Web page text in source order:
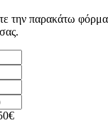
την παρακάτω